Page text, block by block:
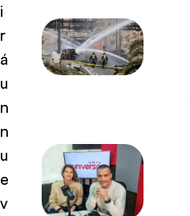
i
r
á
u
n
n
u
e
v